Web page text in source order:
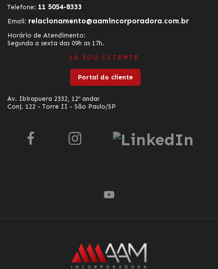
Telefone: 11 5054-8333
Email: relacionamento@aamincorporadora.com.br
Horário de Atendimento:
Segunda a sexta das 09h as 17h.
JÁ SOU CLIENTE
Portal do cliente
Av. Ibirapuera 2332, 12º andar
Conj. 122 - Torre II - São Paulo/SP